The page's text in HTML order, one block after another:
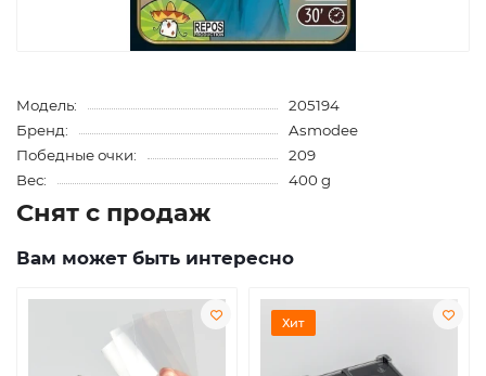
Модель:
205194
Бренд:
Asmodee
Победные очки:
209
Вес:
400 g
Снят с продаж
Вам может быть интересно
Хит